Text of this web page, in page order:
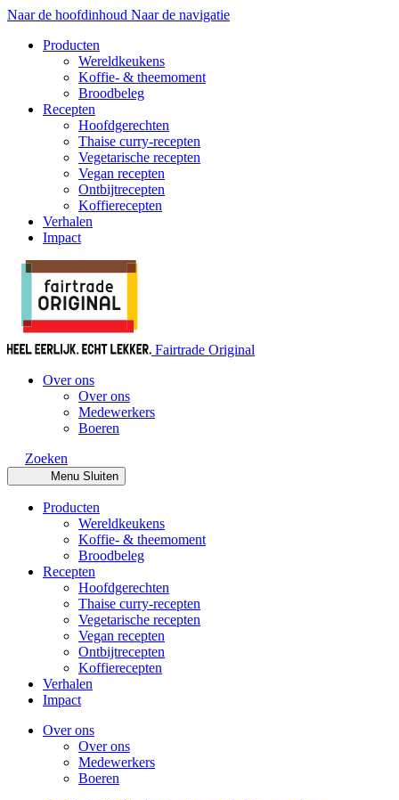
Naar de hoofdinhoud Naar de navigatie
Producten
Wereldkeukens
Koffie- & theemoment
Broodbeleg
Recepten
Hoofdgerechten
Thaise curry-recepten
Vegetarische recepten
Vegan recepten
Ontbijtrecepten
Koffierecepten
Verhalen
Impact
Fairtrade Original
Over ons
Over ons
Medewerkers
Boeren
Zoeken
Menu Sluiten
Producten
Wereldkeukens
Koffie- & theemoment
Broodbeleg
Recepten
Hoofdgerechten
Thaise curry-recepten
Vegetarische recepten
Vegan recepten
Ontbijtrecepten
Koffierecepten
Verhalen
Impact
Over ons
Over ons
Medewerkers
Boeren